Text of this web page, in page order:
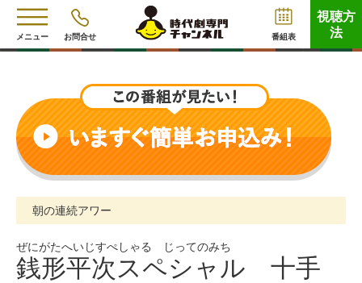
メニュー お問合せ 番組表
視聴方
法
朝の連続アワー
ぜにがたへいじすぺしゃる じってのみち
銭形平次スペシャル 十手